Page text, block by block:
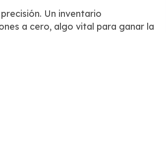
Un inventario
a cero, algo vital para ganar la